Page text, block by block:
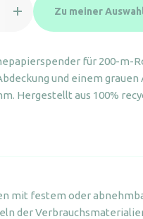
Zu meiner
für 200-m-
und einem grauen
Hergestellt aus 100%
mit festem oder
der